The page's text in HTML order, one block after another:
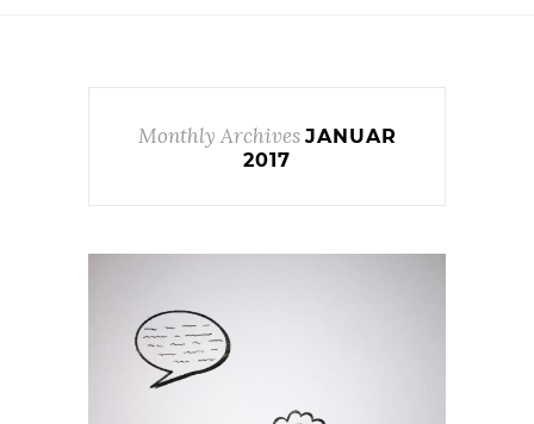
Monthly Archives JANUAR
2017